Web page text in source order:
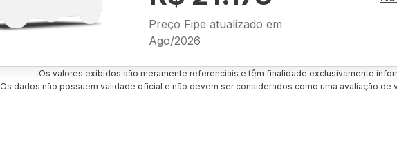
Preço Fipe atualizado em
Ago/2026
Os valores exibidos são meramente referenciais e têm finalidade exclusivamente
Os dados não possuem validade oficial e não devem ser considerados como uma avaliação de